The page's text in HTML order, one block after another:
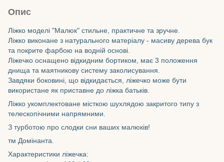
Опис
Ліжко моделі "Малюк" стильне, практичне та зручне.
Ліжко виконане з натурального матеріалу - масиву дерева бук
та покрите фарбою на водній основі.
Ліжечко оснащено відкидним бортиком, має 3 положення
днища та маятникову систему заколисування.
Завдяки боковині, що відкидається, ліжечко може бути
використане як приставне до ліжка батьків.
Ліжко укомплектоване місткою шухлядою закритого типу з
телескопічними напрямними.
З турботою про слодки сни ваших малюків!
тм Домінанта.
Характеристики ліжечка: